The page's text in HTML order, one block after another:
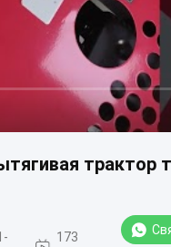
трактор
173